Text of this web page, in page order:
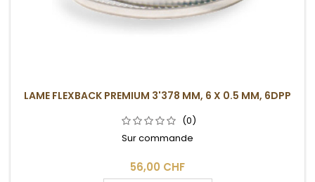
LAME FLEXBACK PREMIUM 3'378 MM, 6 X 0.5 MM, 6DPP
(0)
Sur commande
56,00 CHF